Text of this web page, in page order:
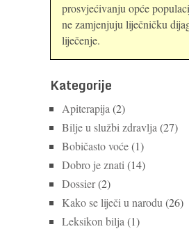
prosvjećivanju opće
ne zamjenjuju liječničku
liječenje.
Kategorije
Apiterapija (2)
Bilje u službi zdravlja (27)
Bobičasto voće(1)
Dobro je znati (14)
Dossier(2)
Kako se liječi u narodu (26)
Leksikon bilja (1)